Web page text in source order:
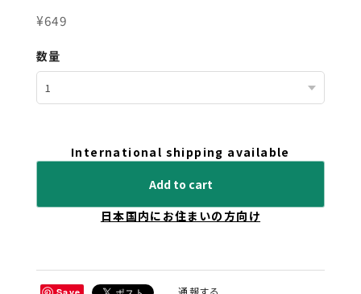
¥649
数量
International shipping available
Add to cart
日本国内にお住まいの方向け
通報する